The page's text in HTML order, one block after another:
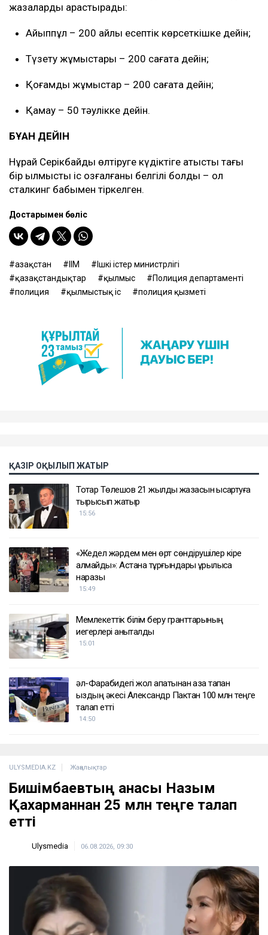
жазаларды қарастырады:
Айыппұл – 200 айлық есептік көрсеткішке дейін;
Түзету жұмыстары – 200 сағатқа дейін;
Қоғамдық жұмыстар – 200 сағатқа дейін;
Қамау – 50 тәулікке дейін.
БҰҒАН ДЕЙІН
Нұрай Серікбайды өлтіруге күдіктіге қатысты тағы
бір қылмыстық іс қозғалғаны белгілі болды – ол
сталкинг бабымен тіркелген.
Достарыңмен бөліс
Қазақстан ІІМ
Ішкі істер министрлігі
қазақстандықтар
қылмыс
Полиция департаменті
полиция
қылмыстық іс полиция қызметі
ҚАЗІР ОҚЫЛЫП ЖАТЫР
Тоқтар Төлешов 21 жылдық жазасын қысқартуға
тырысып жатыр
15:56
«Жедел жәрдем мен өрт сөндірушілер кіре
алмайды»: Астана тұрғындары құрылысқа
наразы
15:49
Мемлекеттік білім беру гранттарының
иегерлері анықталды
15:01
әл-Фарабидегі жол апатынан қаза тапқан
қыздың әкесі Александр Пактан 100 млн теңге
талап етті
14:50
ULYSMEDIA.KZ Жаңалықтар
Бишімбаевтың анасы Назым
Қахарманнан 25 млн теңге талап
етті
Ulysmedia 06.08.2026, 09:30